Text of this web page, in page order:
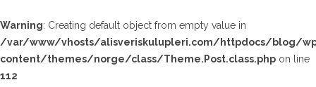
Warning: Creating default object from empty value in
/var/www/vhosts/alisveriskulupleri.com/httpdocs/blog/
content/themes/norge/class/Theme.Post.class.php on line
112